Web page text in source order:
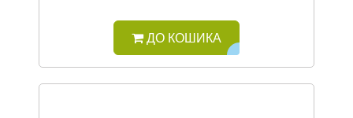
ДО КОШИКА